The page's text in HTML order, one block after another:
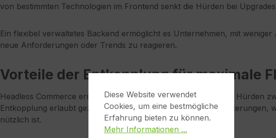
von bestimmten Technologien im Frontend senkt die Hürden bei
Ein flexibel verwaltetes Backend ermöglicht es Unternehmen, mit
neue Anforderungen oder Trends zu reagieren.
Vorteile der Entkopplung für maximale
Headless Commerce ermöglicht es Shopbetreibern, technische Hürden
Entkopplung erlaubt gezielte Anpassungen und einfache Erweiterungen,
nützlich ist.
Diese Website verwendet
Cookies, um eine bestmögliche
Erfahrung bieten zu können.
Mehr Informationen ...